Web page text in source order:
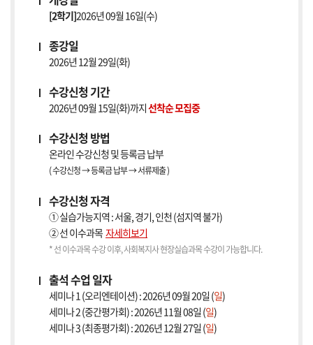
[2학기]2026년 09월 16일(수)
종강일
2026년 12월 29일(화)
수강신청 기간
2026년 09월 15일(화)까지선착순 모집중
수강신청 방법
온라인 수강신청 및 등록금 납부
( 수강신청 → 등록금 납부 → 서류제출 )
수강신청 자격
① 실습가능지역 : 서울, 경기, 인천 (섬지역 불가)
② 선 이수과목 자세히보기
* 선 이수과목 수강 이후, 사회복지사 현장실습과목 수강이 가능합니다.
출석 수업 일자
세미나 1 (오리엔테이션) : 2026년 09월 20일 (일)
세미나 2 (중간평가회) : 2026년 11월 08일 (일)
세미나 3 (최종평가회) : 2026년 12월 27일 (일)